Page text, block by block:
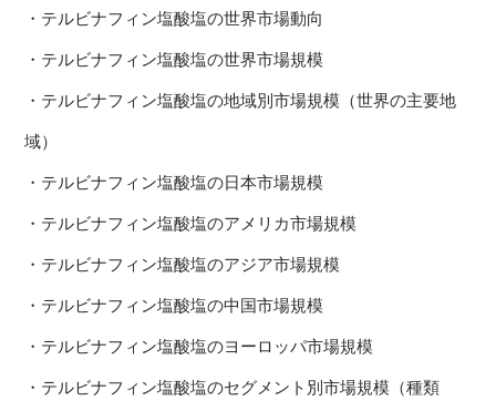
・テルビナフィン塩酸塩の世界市場動向
・テルビナフィン塩酸塩の世界市場規模
・テルビナフィン塩酸塩の地域別市場規模（世界の主要地
域）
・テルビナフィン塩酸塩の日本市場規模
・テルビナフィン塩酸塩のアメリカ市場規模
・テルビナフィン塩酸塩のアジア市場規模
・テルビナフィン塩酸塩の中国市場規模
・テルビナフィン塩酸塩のヨーロッパ市場規模
・テルビナフィン塩酸塩のセグメント別市場規模（種類